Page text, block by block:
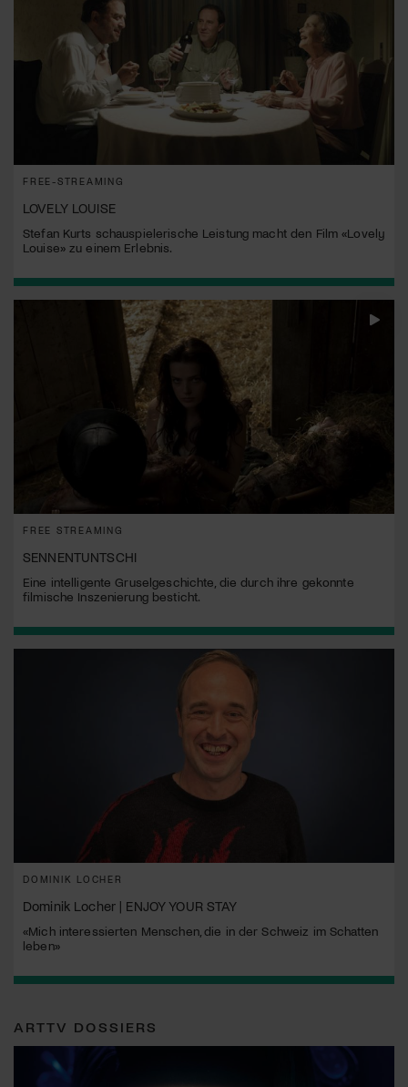
FREE-STREAMING
LOVELY LOUISE
Stefan Kurts schauspielerische Leistung macht den Film «Lovely
Louise» zu einem Erlebnis.
FREE STREAMING
SENNENTUNTSCHI
Eine intelligente Gruselgeschichte, die durch ihre gekonnte
filmische Inszenierung besticht.
DOMINIK LOCHER
Dominik Locher | ENJOY YOUR STAY
«Mich interessierten Menschen, die in der Schweiz im Schatten
leben»
ARTTV DOSSIERS